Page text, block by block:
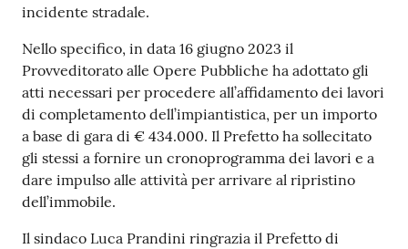
incidente stradale.
Nello specifico, in data 16 giugno 2023 il
Provveditorato alle Opere Pubbliche ha adottato gli
atti necessari per procedere all’affidamento dei lavori
di completamento dell’impiantistica, per un importo
a base di gara di € 434.000. Il Prefetto ha sollecitato
gli stessi a fornire un cronoprogramma dei lavori e a
dare impulso alle attività per arrivare al ripristino
dell’immobile.
Il sindaco Luca Prandini ringrazia il Prefetto di